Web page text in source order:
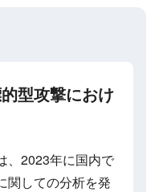
型攻撃におけ
、2023年に国内で
関しての分析を発